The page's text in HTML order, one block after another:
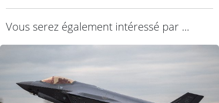
Vous serez également intéressé par ...